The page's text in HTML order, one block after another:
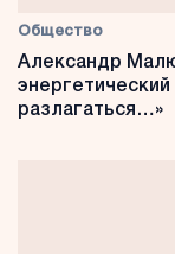
Общество
Александр
разлагаться…»